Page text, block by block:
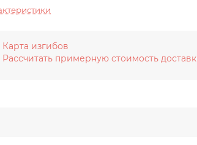
Карта изгибов
Рассчитать примерную стоимость